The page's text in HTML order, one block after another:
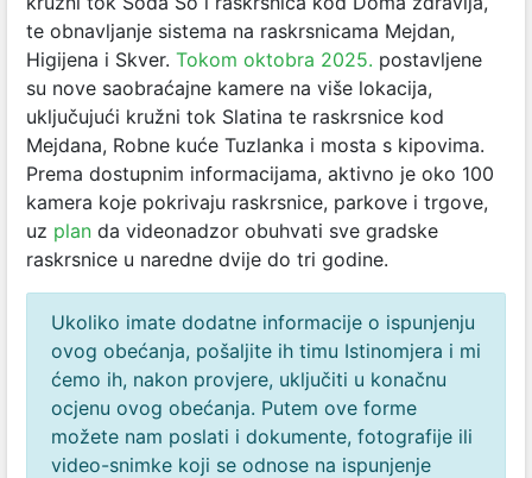
te obnavljanje sistema na raskrsnicama Mejdan,
Higijena i Skver. Tokom oktobra 2025. postavljene
su nove saobraćajne kamere na više lokacija,
uključujući kružni tok Slatina te raskrsnice kod
Mejdana, Robne kuće Tuzlanka i mosta s kipovima.
Prema dostupnim informacijama, aktivno je oko 100
kamera koje pokrivaju raskrsnice, parkove i trgove,
uz plan da videonadzor obuhvati sve gradske
raskrsnice u naredne dvije do tri godine.
Ukoliko imate dodatne informacije o ispunjenju
ovog obećanja, pošaljite ih timu Istinomjera i mi
ćemo ih, nakon provjere, uključiti u konačnu
ocjenu ovog obećanja. Putem ove forme
možete nam poslati i dokumente, fotografije ili
video-snimke koji se odnose na ispunjenje